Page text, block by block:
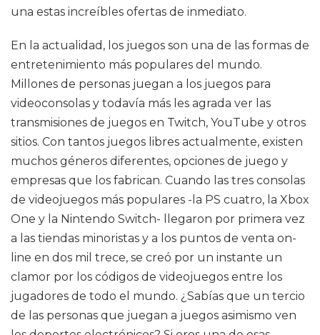
una estas increíbles ofertas de inmediato.
En la actualidad, los juegos son una de las formas de
entretenimiento más populares del mundo.
Millones de personas juegan a los juegos para
videoconsolas y todavía más les agrada ver las
transmisiones de juegos en Twitch, YouTube y otros
sitios. Con tantos juegos libres actualmente, existen
muchos géneros diferentes, opciones de juego y
empresas que los fabrican. Cuando las tres consolas
de videojuegos más populares -la PS cuatro, la Xbox
One y la Nintendo Switch- llegaron por primera vez
a las tiendas minoristas y a los puntos de venta on-
line en dos mil trece, se creó por un instante un
clamor por los códigos de videojuegos entre los
jugadores de todo el mundo. ¿Sabías que un tercio
de las personas que juegan a juegos asimismo ven